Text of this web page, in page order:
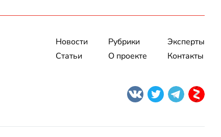
Новости
Статьи
Рубрики
О проекте
Эксперты
Контакты